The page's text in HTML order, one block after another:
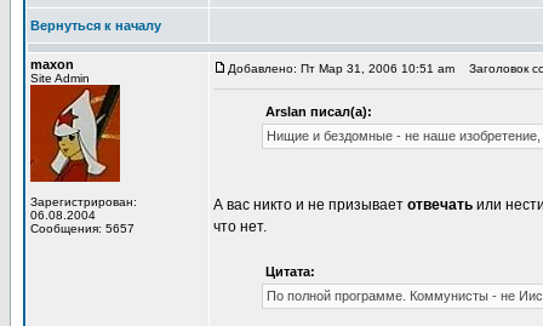
Вернуться к началу
maxon
Site Admin
Зарегистрирован:
06.08.2004
Сообщения: 5657
Добавлено: Пт Мар 31, 2006 10:51 am Заголовок
Arslan писал(а):
Нищие и бездомные - не наше изобретение,
А вас никто и не призывает отвечать или
что нет.
Цитата:
По полной программе. Коммунисты - не